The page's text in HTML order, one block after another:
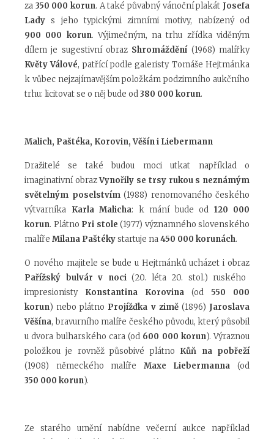
za 350 000 korun. A také půvabný vánoční plakát Josefa
Lady s jeho typickými zimními motivy, nabízený od
900 000 korun. Výjimečným, na trhu zřídka viděným
dílem je sugestivní obraz Shromáždění (1968) malířky
Květy Válové, patřící podle galeristy Tomáše Hejtmánka
k vůbec nejzajímavějším položkám podzimního aukčního
trhu: licitovat se o něj bude od380 000 korun.
Malich, Paštéka, Korovin, Věšín i Liebermann
Dražitelé se také budou moci utkat například o
imaginativní obrazVynořily se trsy rukou s neznámým
světelným poselstvím (1988) renomovaného českého
výtvarníka Karla Malicha: k mání bude od 120 000
korun. Plátno Pri stole (1977) významného slovenského
malíře Milana Paštékystartuje na450 000 korunách.
O nového majitele se bude u Hejtmánků ucházet i obraz
Pařížský bulvár v noci(20. léta 20. stol.) ruského
impresionisty Konstantina Korovina (od 550 000
korun) nebo plátno Projížďka v zimě (1896) Jaroslava
Věšína, bravurního malíře českého původu, který působil
u dvora bulharského cara (od 600 000 korun). Výraznou
položkou je rovněž působivé plátno Kůň na pobřeží
(1908) německého malíře Maxe Liebermanna(od
350 000 korun).
Ze starého umění nabídne večerní aukce například